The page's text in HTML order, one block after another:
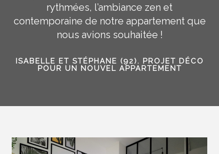
rythmées, l’ambiance zen et
contemporaine de notre appartement que
nous avions souhaitée !
ISABELLE ET STÉPHANE (92). PROJET DÉCO
POUR UN NOUVEL APPARTEMENT